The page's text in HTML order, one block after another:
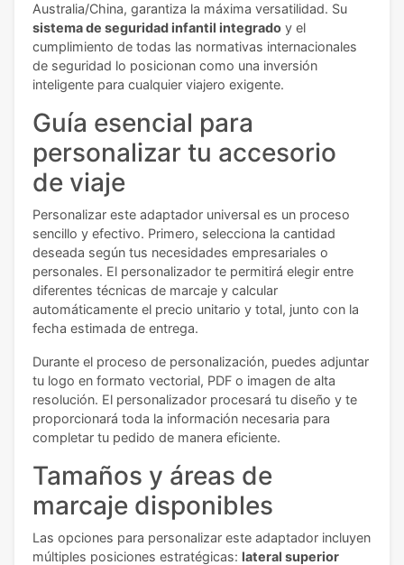
Australia/China, garantiza la máxima versatilidad. Su
sistema de seguridad infantil integrado y el
cumplimiento de todas las normativas internacionales
de seguridad lo posicionan como una inversión
inteligente para cualquier viajero exigente.
Guía esencial para
personalizar tu accesorio
de viaje
Personalizar este adaptador universal es un proceso
sencillo y efectivo. Primero, selecciona la cantidad
deseada según tus necesidades empresariales o
personales. El personalizador te permitirá elegir entre
diferentes técnicas de marcaje y calcular
automáticamente el precio unitario y total, junto con la
fecha estimada de entrega.
Durante el proceso de personalización, puedes adjuntar
tu logo en formato vectorial, PDF o imagen de alta
resolución. El personalizador procesará tu diseño y te
proporcionará toda la información necesaria para
completar tu pedido de manera eficiente.
Tamaños y áreas de
marcaje disponibles
Las opciones para personalizar este adaptador incluyen
múltiples posiciones estratégicas: lateral superior